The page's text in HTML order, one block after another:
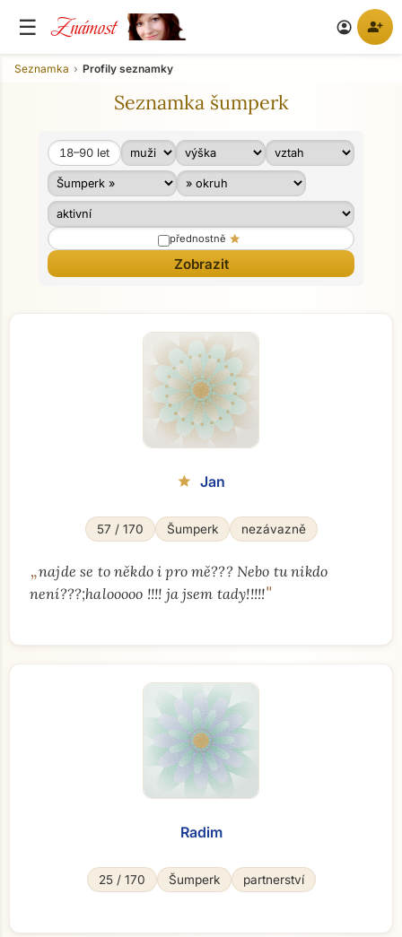
☰ Známost account_circle person_add
Seznamka Profily seznamky
Seznamka šumperk
Věk od
Věk do
18–90 let
přednostně star
star Jan
57 / 170 Šumperk nezávazně
„najde se to někdo i pro mě??? Nebo tu nikdo
není???;halooooo !!!! ja jsem tady!!!!!"
Radim
25 / 170 Šumperk partnerství